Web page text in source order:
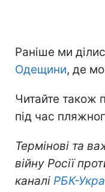
Раніше ми
Одещини, де
Читайте також
під час
Термінові та
війну Росії
каналі РБК-